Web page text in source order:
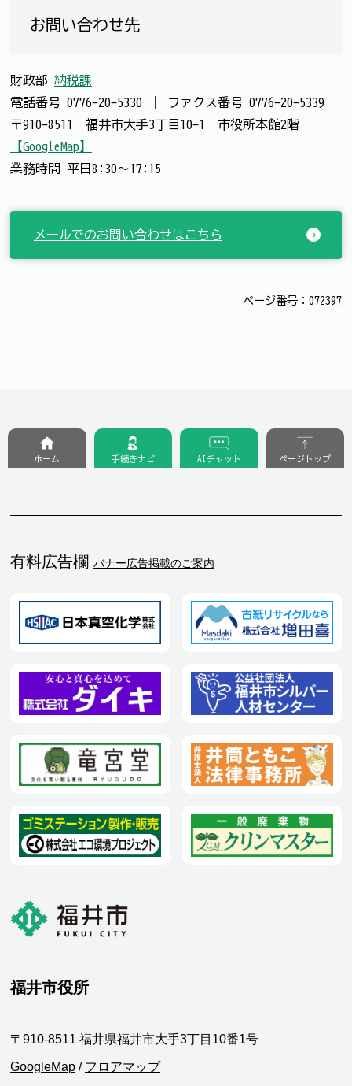
お問い合わせ先
財政部 納税課
電話番号 0776-20-5330 ファクス番号 0776-20-5339
〒910-8511 福井市大手3丁目10-1 市役所本館2階
【GoogleMap】
業務時間 平日8:30～17:15
メールでのお問い合わせはこちら
ページ番号：072397
有料広告欄 バナー広告掲載のご案内
ホーム 手続きナビ AIチャット ページトップ
福井市役所
〒910-8511 福井県福井市大手3丁目10番1号
GoogleMap / フロアマップ